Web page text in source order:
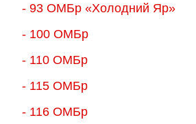
- 93 ОМБр «Холодний Яр»
- 100 ОМБр
- 110 ОМБр
- 115 ОМБр
- 116 ОМБр